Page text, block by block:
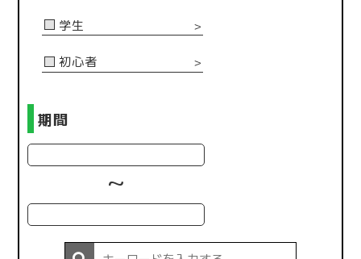
＞
学生
＞
初心者
期間
~